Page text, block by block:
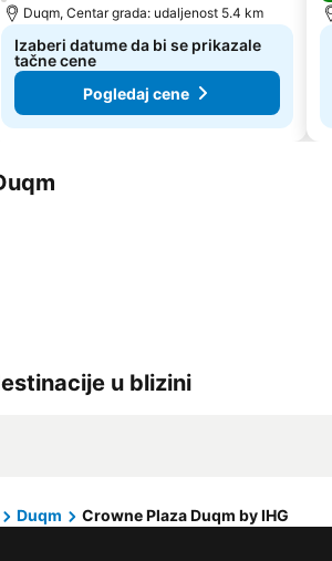
Duqm, Centar grada: udaljenost 5.4 km
Izaberi datume da bi se prikazale
tačne cene
Pogledaj cene
u blizini
Duqm Crowne Plaza Duqm by IHG